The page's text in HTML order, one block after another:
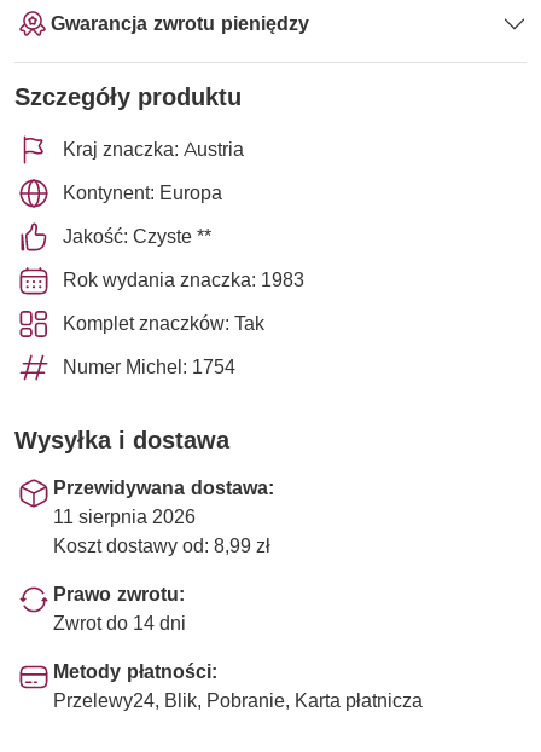
Gwarancja zwrotu pieniędzy
Szczegóły produktu
Kraj znaczka: Austria
Kontynent: Europa
Jakość: Czyste **
Rok wydania znaczka: 1983
Komplet znaczków: Tak
Numer Michel: 1754
Wysyłka i dostawa
Przewidywana dostawa:
11 sierpnia 2026
Koszt dostawy od: 8,99 zł
Prawo zwrotu:
Zwrot do 14 dni
Metody płatności:
Przelewy24, Blik, Pobranie, Karta płatnicza